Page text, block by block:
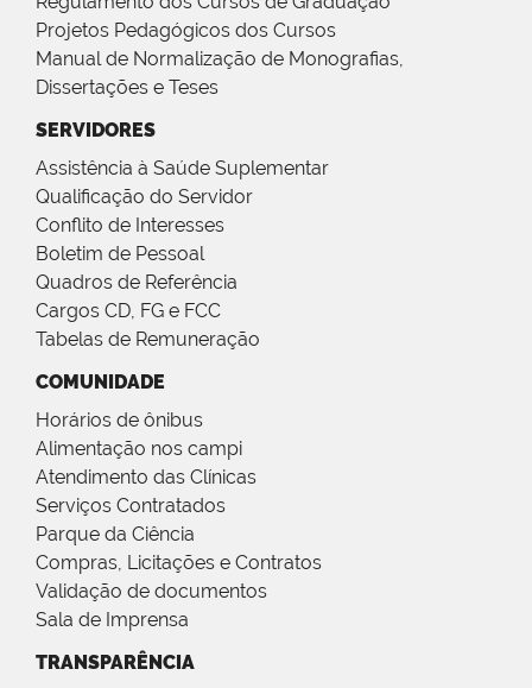
Projetos Pedagógicos dos Cursos
Manual de Normalização de Monografias,
Dissertações e Teses
SERVIDORES
Assistência à Saúde Suplementar
Qualificação do Servidor
Conflito de Interesses
Boletim de Pessoal
Quadros de Referência
Cargos CD, FG e FCC
Tabelas de Remuneração
COMUNIDADE
Horários de ônibus
Alimentação nos campi
Atendimento das Clínicas
Serviços Contratados
Parque da Ciência
Compras, Licitações e Contratos
Validação de documentos
Sala de Imprensa
TRANSPARÊNCIA